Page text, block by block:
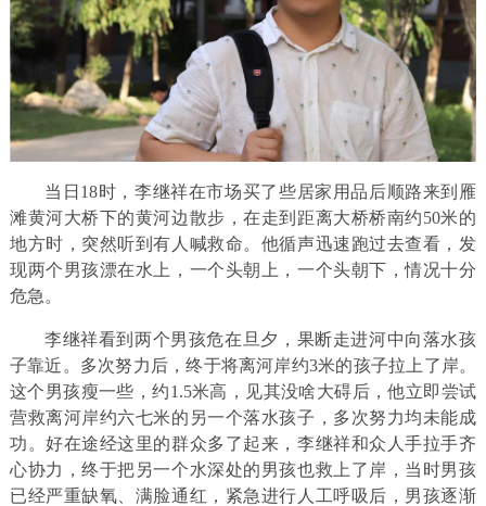
当日18时，李继祥在市场买了些居家用品后顺路来到雁
滩黄河大桥下的黄河边散步，在走到距离大桥桥南约50米的
地方时，突然听到有人喊救命。他循声迅速跑过去查看，发
现两个男孩漂在水上，一个头朝上，一个头朝下，情况十分
危急。
李继祥看到两个男孩危在旦夕，果断走进河中向落水孩
子靠近。多次努力后，终于将离河岸约3米的孩子拉上了岸。
这个男孩瘦一些，约1.5米高，见其没啥大碍后，他立即尝试
营救离河岸约六七米的另一个落水孩子，多次努力均未能成
功。好在途经这里的群众多了起来，李继祥和众人手拉手齐
心协力，终于把另一个水深处的男孩也救上了岸，当时男孩
已经严重缺氧、满脸通红，紧急进行人工呼吸后，男孩逐渐